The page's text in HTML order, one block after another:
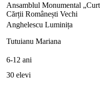
Ansamblul Monumental
Cărții Românești Vechi
Anghelescu Luminița
Tutuianu Mariana
6-12 ani
30 elevi